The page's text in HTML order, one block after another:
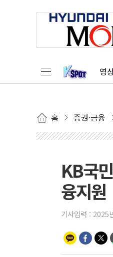
영
홈 증권·금융
KB국
융지원
기사입력 : 2025